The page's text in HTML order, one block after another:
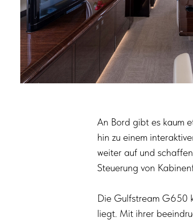
An Bord gibt es kaum
hin zu einem
weiter auf und
Steuerung von
Die Gulfstream G650
liegt. Mit ihrer